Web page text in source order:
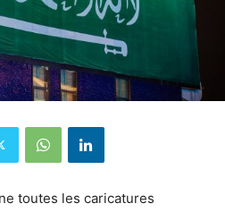
toutes les caricatures